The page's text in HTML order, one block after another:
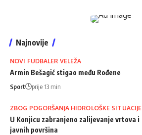
Najnovije
NOVI FUDBALER VELEŽA
Armin Bešagić stigao među Rođene
Sport prije 13 min
ZBOG POGORŠANJA HIDROLOŠKE SITUACIJE
U Konjicu zabranjeno zalijevanje vrtova i
javnih površina